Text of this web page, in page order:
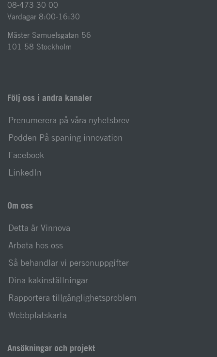
08-473 30 00
Vardagar 8:00-16:30
Mäster Samuelsgatan 56
101 58 Stockholm
Följ oss i andra kanaler
Prenumerera på våra nyhetsbrev
Podden På spaning innovation
Facebook
LinkedIn
Om oss
Detta är Vinnova
Arbeta hos oss
Så behandlar vi personuppgifter
Dina kakinställningar
Rapportera tillgänglighetsproblem
Webbplatskarta
Ansökningar och projekt